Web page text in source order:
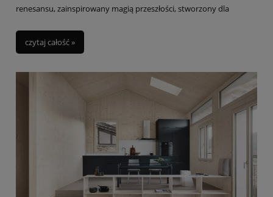
renesansu, zainspirowany magią przeszłości, stworzony dla
czytaj całość »